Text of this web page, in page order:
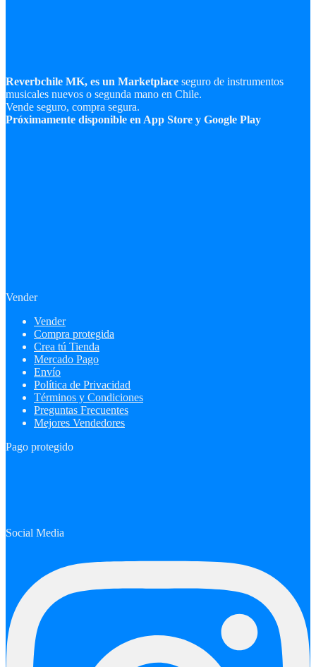
Reverbchile MK, es un Marketplace seguro de instrumentos
musicales nuevos o segunda mano en Chile.
Vende seguro, compra segura.
Próximamente disponible en App Store y Google Play
Vender
Vender
Compra protegida
Crea tú Tienda
Mercado Pago
Envío
Política de Privacidad
Términos y Condiciones
Preguntas Frecuentes
Mejores Vendedores
Pago protegido
Social Media